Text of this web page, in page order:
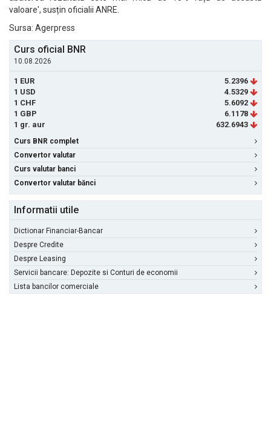
valoare', susțin oficialii ANRE.
Sursa: Agerpress
Curs oficial BNR
10.08.2026
1 EUR
5.2396
1 USD
4.5329
1 CHF
5.6092
1 GBP
6.1178
1 gr. aur
632.6943
Curs BNR complet
Convertor valutar
Curs valutar banci
Convertor valutar bănci
Informatii utile
Dictionar Financiar-Bancar
Despre Credite
Despre Leasing
Servicii bancare: Depozite si Conturi de economii
Lista bancilor comerciale